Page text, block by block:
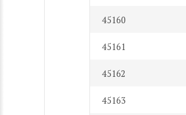
45160
45161
45162
45163